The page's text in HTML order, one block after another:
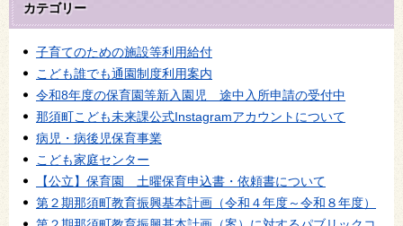
カテゴリー
子育てのための施設等利用給付
こども誰でも通園制度利用案内
令和8年度の保育園等新入園児 途中入所申請の受付中
那須町こども未来課公式Instagramアカウントについて
病児・病後児保育事業
こども家庭センター
【公立】保育園 土曜保育申込書・依頼書について
第２期那須町教育振興基本計画（令和４年度～令和８年度）